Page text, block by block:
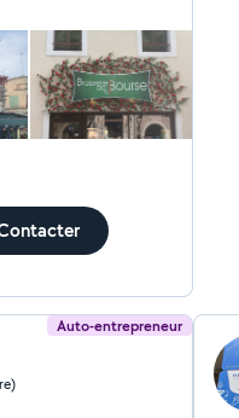
-
Auto-entrepreneur